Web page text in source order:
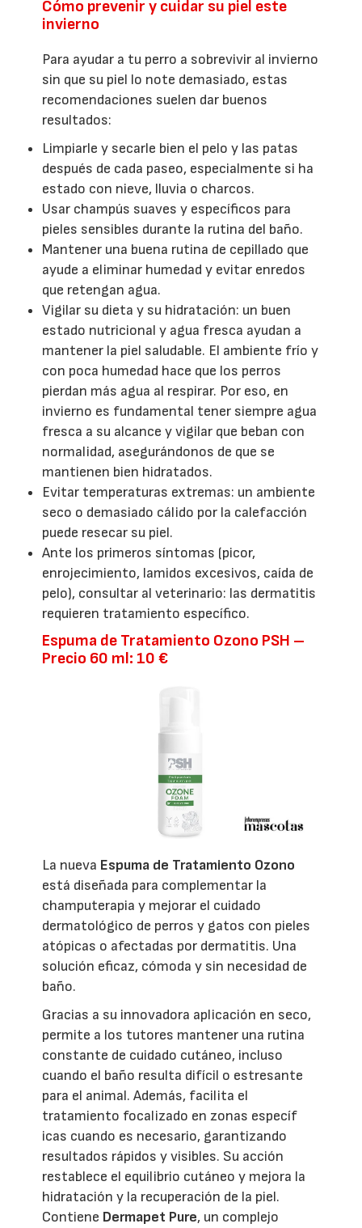
Cómo prevenir y cuidar su piel este
invierno
Para ayudar a tu perro a sobrevivir al invierno
sin que su piel lo note demasiado, estas
recomendaciones suelen dar buenos
resultados:
Limpiarle y secarle bien el pelo y las patas
después de cada paseo, especialmente si ha
estado con nieve, lluvia o charcos.
Usar champús suaves y específicos para
pieles sensibles durante la rutina del baño.
Mantener una buena rutina de cepillado que
ayude a eliminar humedad y evitar enredos
que retengan agua.
Vigilar su dieta y su hidratación: un buen
estado nutricional y agua fresca ayudan a
mantener la piel saludable. El ambiente frío y
con poca humedad hace que los perros
pierdan más agua al respirar. Por eso, en
invierno es fundamental tener siempre agua
fresca a su alcance y vigilar que beban con
normalidad, asegurándonos de que se
mantienen bien hidratados.
Evitar temperaturas extremas: un ambiente
seco o demasiado cálido por la calefacción
puede resecar su piel.
Ante los primeros síntomas (picor,
enrojecimiento, lamidos excesivos, caída de
pelo), consultar al veterinario: las dermatitis
requieren tratamiento específico.
Espuma de Tratamiento Ozono PSH –
Precio 60 ml: 10 €
La nueva Espuma de Tratamiento Ozono
está diseñada para complementar la
champuterapia y mejorar el cuidado
dermatológico de perros y gatos con pieles
atópicas o afectadas por dermatitis. Una
solución eficaz, cómoda y sin necesidad de
baño.
Gracias a su innovadora aplicación en seco,
permite a los tutores mantener una rutina
constante de cuidado cutáneo, incluso
cuando el baño resulta difícil o estresante
para el animal. Además, facilita el
tratamiento focalizado en zonas específ
icas cuando es necesario, garantizando
resultados rápidos y visibles. Su acción
restablece el equilibrio cutáneo y mejora la
hidratación y la recuperación de la piel.
Contiene Dermapet Pure, un complejo